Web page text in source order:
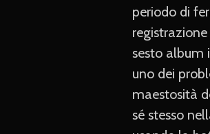
periodo di
sesto album
uno dei
maestosità
sé stesso